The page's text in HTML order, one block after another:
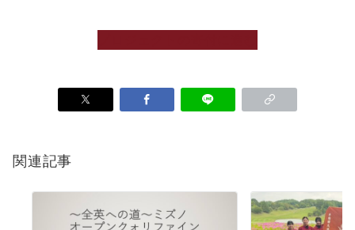
関連記事